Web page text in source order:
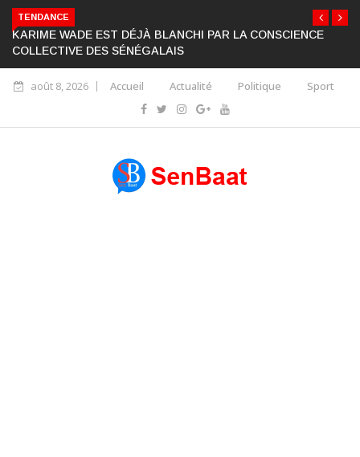
TENDANCE
KARIME WADE EST DÉJÀ BLANCHI PAR LA CONSCIENCE
COLLECTIVE DES SÉNÉGALAIS
août 8, 2026 Accueil Actualité Politique Sport